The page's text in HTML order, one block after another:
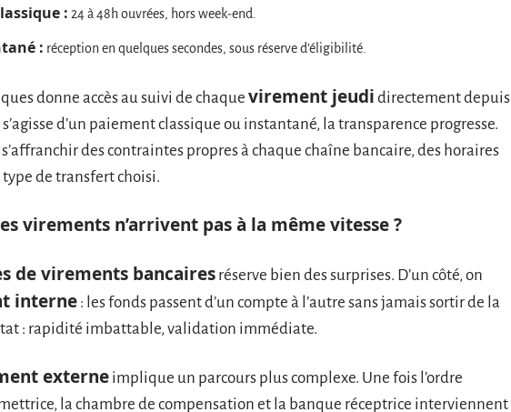
: 24 à 48h ouvrées, hors week-end.
: réception en quelques secondes, sous réserve d’éligibilité.
donne accès au suivi de chaque virement jeudi directement depuis
s’agisse d’un paiement classique ou instantané, la transparence progresse.
des contraintes propres à chaque chaîne bancaire, des horaires
de transfert choisi.
virements n’arrivent pas à la même vitesse ?
de virements bancaires réserve bien des surprises. D’un côté, on
interne : les fonds passent d’un compte à l’autre sans jamais sortir de la
: rapidité imbattable, validation immédiate.
externe implique un parcours plus complexe. Une fois l’ordre
la chambre de compensation et la banque réceptrice interviennent